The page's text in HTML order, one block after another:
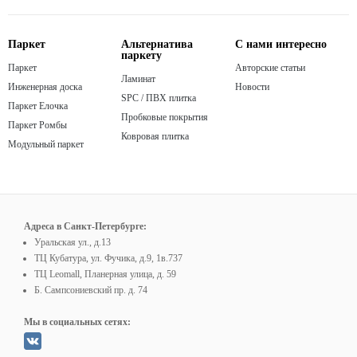
Паркет
Паркет
Инженерная доска
Паркет Елочка
Паркет Ромбы
Модульный паркет
Альтернатива
паркету
Ламинат
SPC / ПВХ плитка
Пробковые покрытия
Ковровая плитка
С нами интересно
Авторские статьи
Новости
Адреса в Санкт-Петербурге:
Уральская ул., д.13
ТЦ Кубатура, ул. Фучика, д.9, 1в.737
ТЦ Leomall, Планерная улица, д. 59
Б. Сампсониевский пр. д. 74
Мы в социальных сетях: